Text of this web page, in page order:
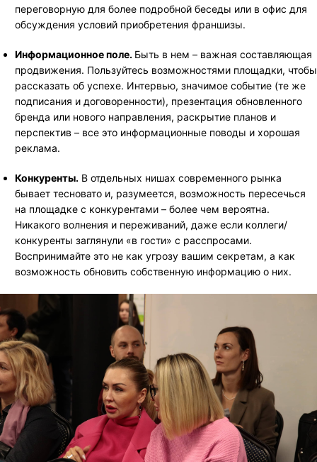
переговорную для более подробной беседы или в офис для
обсуждения условий приобретения франшизы.
Информационное поле. Быть в нем – важная составляющая
продвижения. Пользуйтесь возможностями площадки, чтобы
рассказать об успехе. Интервью, значимое событие (те же
подписания и договоренности), презентация обновленного
бренда или нового направления, раскрытие планов и
перспектив – все это информационные поводы и хорошая
реклама.
Конкуренты.В отдельных нишах современного рынка
бывает тесновато и, разумеется, возможность пересечься
на площадке с конкурентами – более чем вероятна.
Никакого волнения и переживаний, даже если коллеги/
конкуренты заглянули «в гости» с расспросами.
Воспринимайте это не как угрозу вашим секретам, а как
возможность обновить собственную информацию о них.